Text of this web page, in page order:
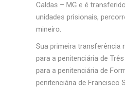
Caldas – MG e é
unidades prisionais,
mineiro.
Sua primeira transferência
para a penitenciária de
para a penitenciária de
penitenciária de Francisco